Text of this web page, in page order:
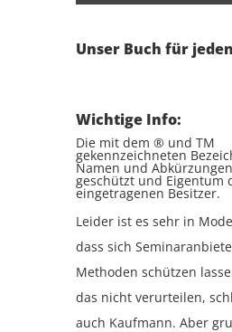
Unser Buch für
Wichtige Info:
Die mit dem ® und TM
gekennzeichneten
Namen und
geschützt und Eigentum
eingetragenen Besitzer.
Leider ist es sehr in
dass sich
Methoden schützen
das nicht verurteilen,
auch Kaufmann. Aber